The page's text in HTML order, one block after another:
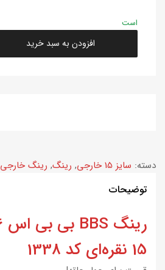
است
افزودن به سبد خرید
دسته: سایز 15 خارجی , رینگ, رینگ خارجی
توضیحات
15 نقره‌ای کد 1338